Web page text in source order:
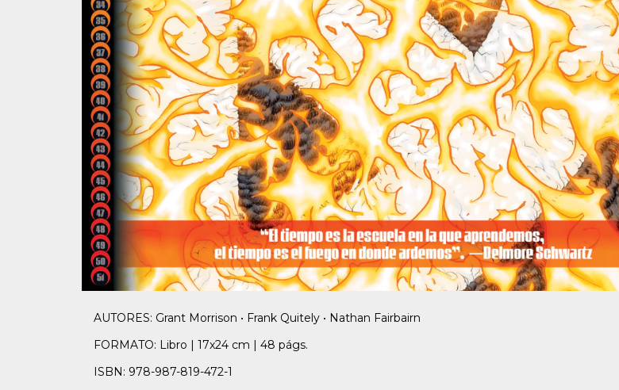
AUTORES: Grant Morrison • Frank Quitely • Nathan Fairbairn
FORMATO: Libro | 17x24 cm | 48 págs.
ISBN: 978-987-819-472-1